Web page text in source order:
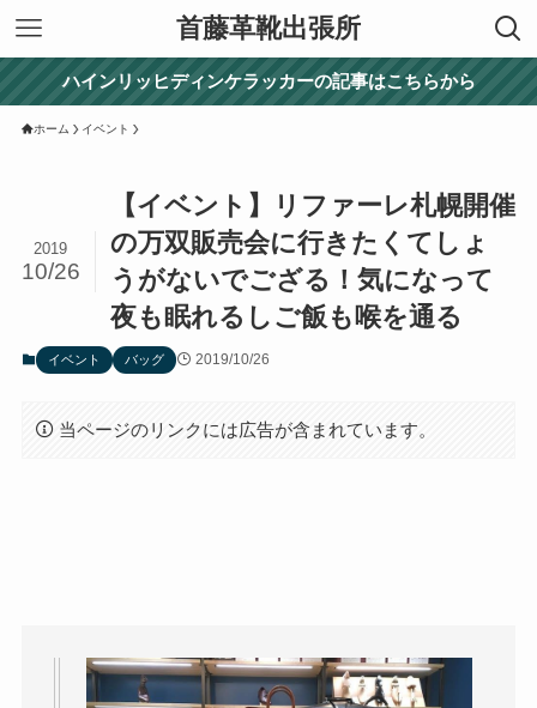
首藤革靴出張所
ハインリッヒディンケラッカーの記事はこちらから
ホーム イベント
【イベント】リファーレ札幌開催
の万双販売会に行きたくてしょ
うがないでござる！気になって
夜も眠れるしご飯も喉を通る
2019
10/26
イベント バッグ 2019/10/26
当ページのリンクには広告が含まれています。